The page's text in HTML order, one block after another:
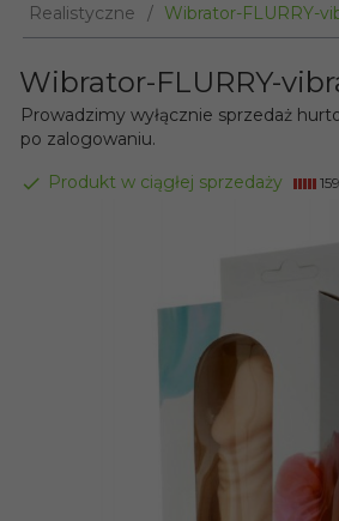
Realistyczne Wibrator-FLURRY-
Wibrator-FLURRY-
Prowadzimy wyłącznie sprzedaż
po zalogowaniu.
Produkt w ciągłej sprzedaży